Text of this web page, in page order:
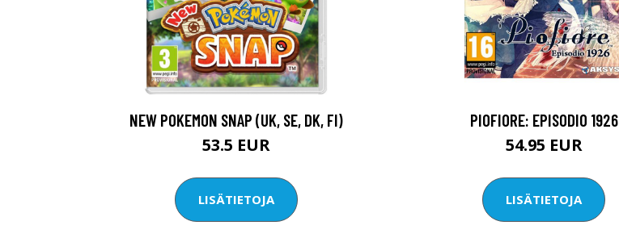
NEW POKEMON SNAP (UK, SE, DK, FI)
53.5 EUR
LISÄTIETOJA
PIOFIORE: EPISODIO 1926
54.95 EUR
LISÄTIETOJA